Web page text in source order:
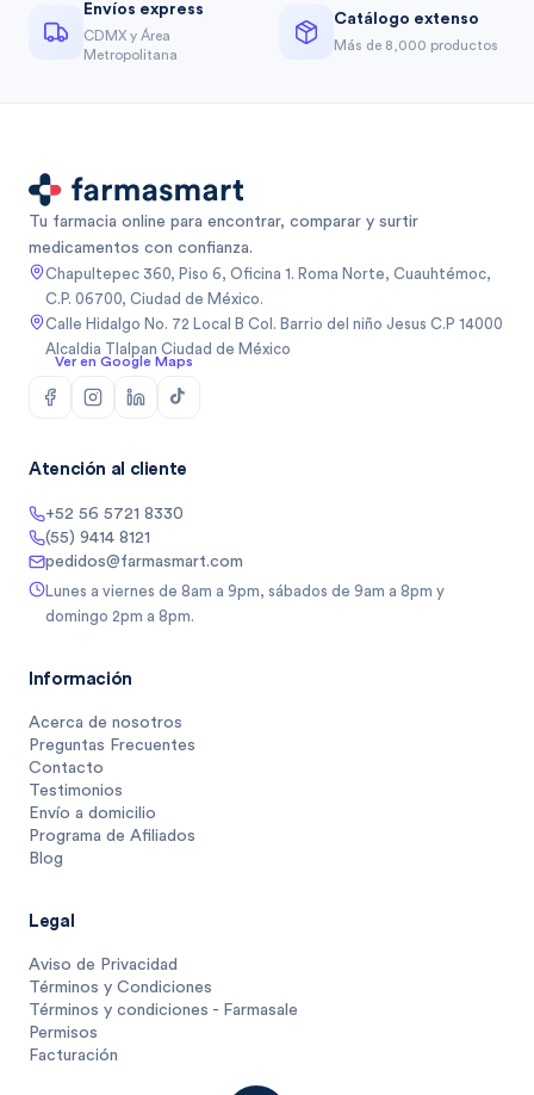
Envíos express
CDMX y Área
Metropolitana
Catálogo extenso
Más de 8,000 productos
Tu farmacia online para encontrar, comparar y surtir
medicamentos con confianza.
Chapultepec 360, Piso 6, Oficina 1. Roma Norte, Cuauhtémoc,
C.P. 06700, Ciudad de México.
Calle Hidalgo No. 72 Local B Col. Barrio del niño Jesus C.P 14000
Alcaldia Tlalpan Ciudad de México
Ver en Google Maps
Atención al cliente
+52 56 5721 8330
(55) 9414 8121
pedidos@farmasmart.com
Lunes a viernes de 8am a 9pm, sábados de 9am a 8pm y
domingo 2pm a 8pm.
Información
Acerca de nosotros
Preguntas Frecuentes
Contacto
Testimonios
Envío a domicilio
Programa de Afiliados
Blog
Legal
Aviso de Privacidad
Términos y Condiciones
Términos y condiciones - Farmasale
Permisos
Facturación